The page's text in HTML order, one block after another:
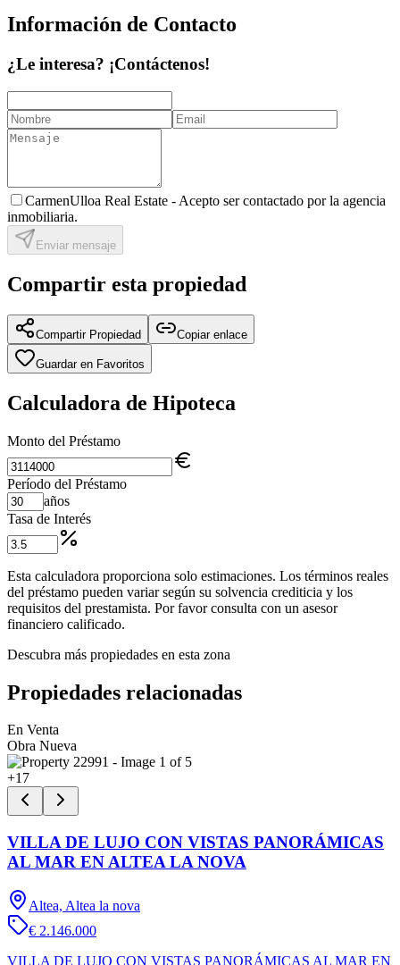
Información de Contacto
¿Le interesa? ¡Contáctenos!
CarmenUlloa Real Estate - Acepto ser contactado por la agencia
inmobiliaria.
Enviar mensaje
Compartir esta propiedad
Compartir Propiedad Copiar enlace
Guardar en Favoritos
Calculadora de Hipoteca
Monto del Préstamo
Período del Préstamo
años
Tasa de Interés
Esta calculadora proporciona solo estimaciones. Los términos reales
del préstamo pueden variar según su solvencia crediticia y los
requisitos del prestamista. Por favor consulta con un asesor
financiero calificado.
Descubra más propiedades en esta zona
Propiedades relacionadas
En Venta
Obra Nueva
+17
VILLA DE LUJO CON VISTAS PANORÁMICAS
AL MAR EN ALTEA LA NOVA
Altea, Altea la nova
€ 2.146.000
VILLA DE LUJO CON VISTAS PANORÁMICAS AL MAR EN